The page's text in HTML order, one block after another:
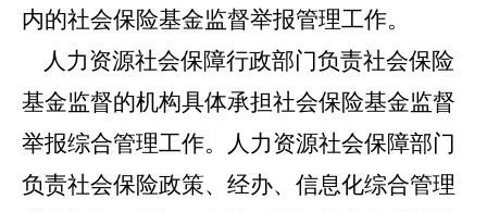
内的社会保险基金监督举报管理工作。
人力资源社会保障行政部门负责社会保险
基金监督的机构具体承担社会保险基金监督
举报综合管理工作。人力资源社会保障部门
负责社会保险政策、经办、信息化综合管理